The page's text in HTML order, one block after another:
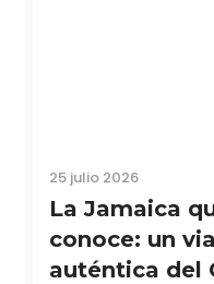
25 julio 2026
La Jamaica
conoce: un
auténtica del